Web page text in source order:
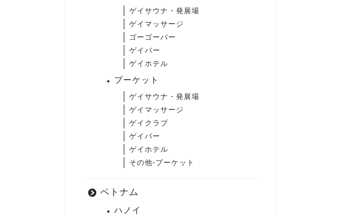
ゲイサウナ・発展場
ゲイマッサージ
ゴーゴーバー
ゲイバー
ゲイホテル
プーケット
ゲイサウナ・発展場
ゲイマッサージ
ゲイクラブ
ゲイバー
ゲイホテル
その他-プーケット
ベトナム
ハノイ